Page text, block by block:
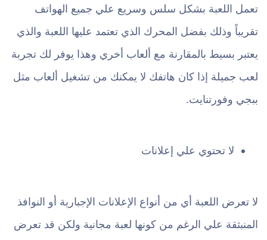
تعمل اللعبة بشكل سلس وسريع علي جميع الهواتف
تقريباً وذلك بفضل المحرك الذي تعتمد عليها اللعبة والذي
يعتبر بسيط بالمقارنة مع ألعاب أخري وهذا يوفر لك تجربة
لعب جميلة إذا كان هاتفك لا يمكنك من تشغيل ألعاب مثل
ببجي وفورتنايت.
لا تحتوي علي إعلانات
لا تعرض اللعبة أي من أنواع الإعلانات الإجبارية أو النوافذ
المنبثقة علي الرغم من كونها لعبة مجانية ولكن قد تعرض